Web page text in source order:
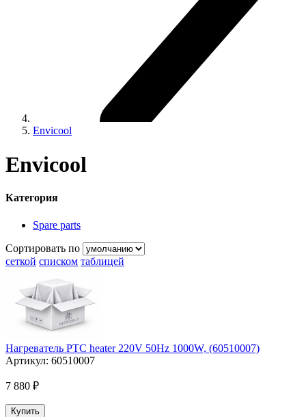
Envicool
Envicool
Категория
Spare parts
Сортировать по
сеткой списком таблицей
Нагреватель PTC heater 220V 50Hz 1000W, (60510007)
Артикул: 60510007
7 880 ₽